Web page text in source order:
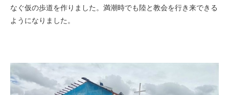
なぐ仮の歩道を作りました。満潮時でも陸と教会を行き来できる
ようになりました。